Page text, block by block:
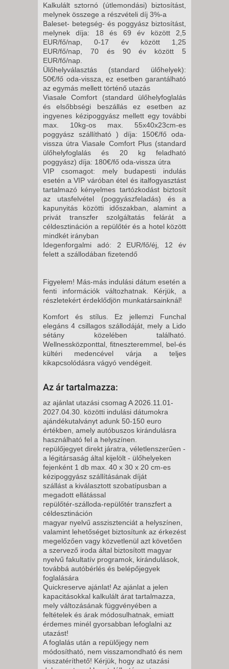
2026. OKTÓBER 12., HÉTFŐ -
12 NAP / 11 ÉJSZAKA
2026. OKTÓBER 12., HÉTFŐ -
8 NAP / 7 ÉJSZAKA
2026. OKTÓBER 16., PÉNTEK -
11 NAP / 10 ÉJSZAKA
2026. OKTÓBER 16., PÉNTEK -
8 NAP / 7 ÉJSZAKA
2026. OKTÓBER 19., HÉTFŐ -
8 NAP / 7 ÉJSZAKA
2026. OKTÓBER 19., HÉTFŐ -
12 NAP / 11 ÉJSZAKA
2026. OKTÓBER 19., HÉTFŐ -
5 NAP / 4 ÉJSZAKA
2026. OKTÓBER 23., PÉNTEK -
11 NAP / 10 ÉJSZAKA
2026. OKTÓBER 23., PÉNTEK -
8 NAP / 7 ÉJSZAKA
2026. OKTÓBER 26., HÉTFŐ -
2026. OKTÓBER 26., HÉTFŐ -
8 NAP / 7 ÉJSZAKA
8 NAP / 7 ÉJSZAKA
2026. OKTÓBER 30., PÉNTEK -
8 NAP / 7 ÉJSZAKA
2026. OKTÓBER 30., PÉNTEK -
2026. NOVEMBER 02., HÉTFŐ -
8 NAP / 7 ÉJSZAKA
2026. NOVEMBER 02., HÉTFŐ -
5 NAP / 4 ÉJSZAKA
2026. NOVEMBER 02., HÉTFŐ -
12 NAP / 11 ÉJSZAKA
2026. NOVEMBER 04., SZERDA
-
8 NAP / 7 ÉJSZAKA
2026. NOVEMBER 06., PÉNTEK
-
11 NAP / 10 ÉJSZAKA
2026. NOVEMBER 06., PÉNTEK
-
8 NAP / 7 ÉJSZAKA
2026. NOVEMBER 09., HÉTFŐ -
5 NAP / 4 ÉJSZAKA
Kalkulált sztornó (útlemondási) biztosítást,
melynek összege a részvételi díj 3%-a
Baleset- betegség- és poggyász biztosítást,
melynek díja: 18 és 69 év között 2,5
EUR/fő/nap, 0-17 év között 1,25
EUR/fő/nap, 70 és 90 év között 5
EUR/fő/nap.
Ülőhelyválasztás (standard ülőhelyek):
50€/fő oda-vissza, ez esetben garantálható
az egymás mellett történő utazás
Viasale Comfort (standard ülőhelyfoglalás
és elsőbbségi beszállás ez esetben az
ingyenes kézipoggyász mellett egy további
max. 10kg-os max. 55x40x23cm-es
poggyász szállítható ) díja: 150€/fő oda-
vissza útra Viasale Comfort Plus (standard
ülőhelyfoglalás és 20 kg feladható
poggyász) díja: 180€/fő oda-vissza útra
VIP csomagot: mely budapesti indulás
esetén a VIP váróban étel és italfogyasztást
tartalmazó kényelmes tartózkodást biztosít
az utasfelvétel (poggyászfeladás) és a
kapunyitás közötti időszakban, alamint a
privát transzfer szolgáltatás felárát a
céldesztináción a repülőtér és a hotel között
mindkét irányban
Idegenforgalmi adó: 2 EUR/fő/éj, 12 év
felett a szállodában fizetendő
Figyelem! Más-más indulási dátum esetén a
fenti információk változhatnak. Kérjük, a
részletekért érdeklődjön munkatársainknál!
Komfort és stílus. Ez jellemzi Funchal
elegáns 4 csillagos szállodáját, mely a Lido
sétány közelében található.
Wellnessközponttal, fitneszteremmel, bel-és
kültéri medencével várja a teljes
kikapcsolódásra vágyó vendégeit.
Az ár tartalmazza:
az ajánlat utazási csomag A 2026.11.01-
2027.04.30. közötti indulási dátumokra
ajándékutalványt adunk 50-150 euro
értékben, amely autóbuszos kirándulásra
használható fel a helyszínen.
repülőjegyet direkt járatra, véletlenszerűen -
a légitársaság által kijelölt - ülőhelyeken
fejenként 1 db max. 40 x 30 x 20 cm-es
kézipoggyász szállításának díját
szállást a kiválasztott szobatípusban a
megadott ellátással
repülőtér-szálloda-repülőtér transzfert a
céldesztináción
magyar nyelvű asszisztenciát a helyszínen,
valamint lehetőséget biztosítunk az érkezést
megelőzően vagy közvetlenül azt követően
a szervező iroda által biztosított magyar
nyelvű fakultatív programok, kirándulások,
továbbá autóbérlés és belépőjegyek
foglalására
Quickreserve ajánlat! Az ajánlat a jelen
kapacitásokkal kalkulált árat tartalmazza,
mely változásának függvényében a
feltételek és árak módosulhatnak, emiatt
érdemes minél gyorsabban lefoglalni az
utazást!
A foglalás után a repülőjegy nem
módosítható, nem visszamondható és nem
visszatéríthető! Kérjük, hogy az utazási